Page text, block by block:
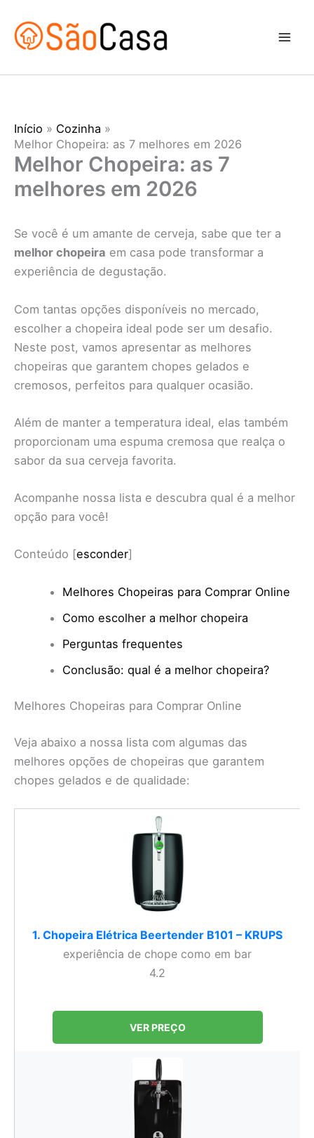
para
Início
Cozinha
Melhor Chopeira: as 7 melhores em 2026
Melhor Chopeira: as 7
melhores em 2026
Se você é um amante de cerveja, sabe que ter a
melhor chopeira em casa pode transformar a
experiência de degustação.
Com tantas opções disponíveis no mercado,
escolher a chopeira ideal pode ser um desafio.
Neste post, vamos apresentar as melhores
chopeiras que garantem chopes gelados e
cremosos, perfeitos para qualquer ocasião.
Além de manter a temperatura ideal, elas também
proporcionam uma espuma cremosa que realça o
sabor da sua cerveja favorita.
Acompanhe nossa lista e descubra qual é a melhor
opção para você!
Conteúdo [esconder]
Melhores Chopeiras para Comprar Online
Como escolher a melhor chopeira
Perguntas frequentes
Conclusão: qual é a melhor chopeira?
Melhores Chopeiras para Comprar Online
Veja abaixo a nossa lista com algumas das
melhores opções de chopeiras que garantem
chopes gelados e de qualidade:
1. Chopeira Elétrica Beertender B101 – KRUPS
experiência de chope como em bar
4.2
VER PREÇO